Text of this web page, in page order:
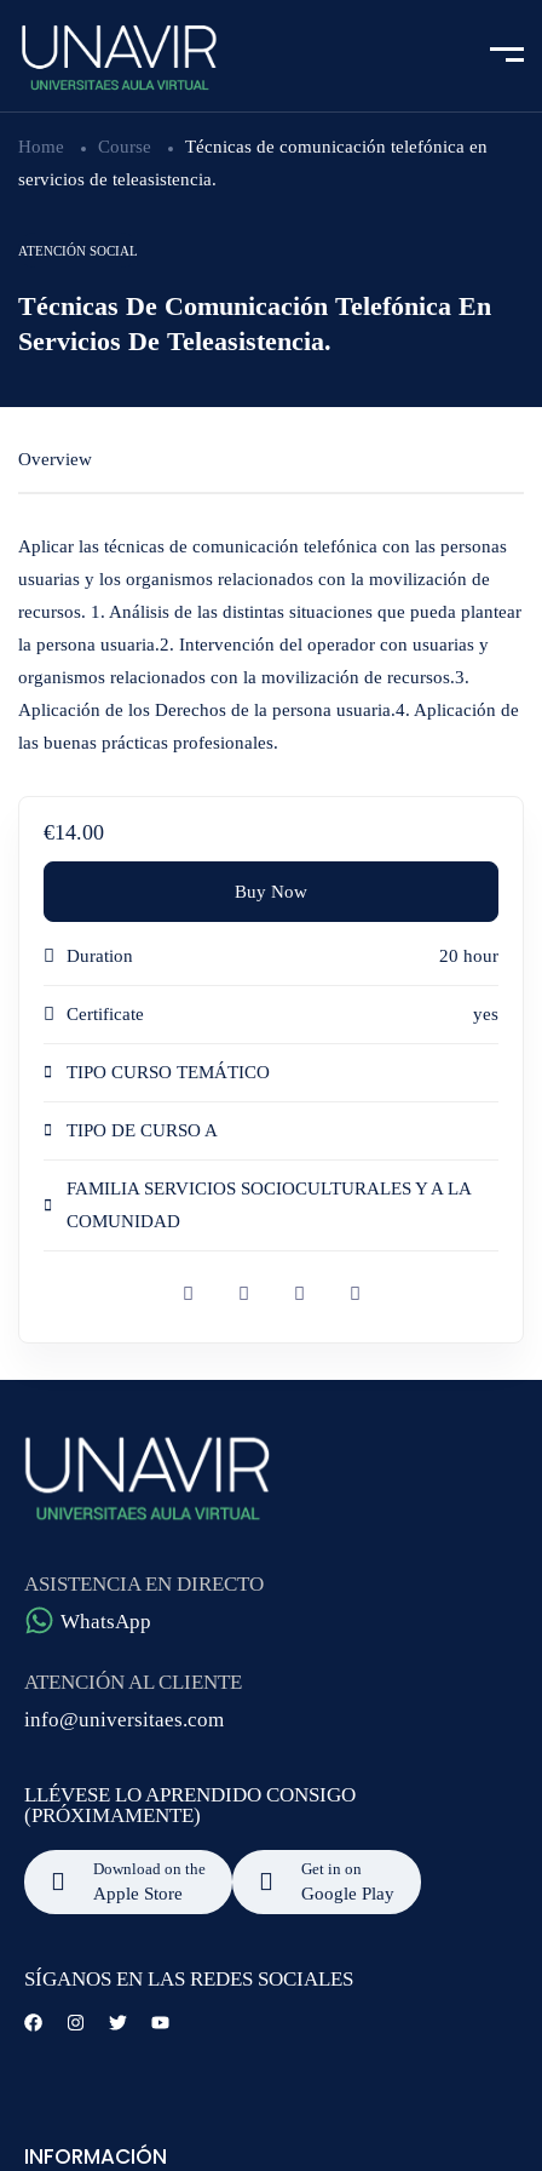
Home Course
Técnicas de comunicación telefónica en
servicios de teleasistencia.
ATENCIÓN SOCIAL
Técnicas De Comunicación Telefónica En
Servicios De Teleasistencia.
Overview
Aplicar las técnicas de comunicación telefónica con las personas
usuarias y los organismos relacionados con la movilización de
recursos. 1. Análisis de las distintas situaciones que pueda plantear
la persona usuaria.2. Intervención del operador con usuarias y
organismos relacionados con la movilización de recursos.3.
Aplicación de los Derechos de la persona usuaria.4. Aplicación de
las buenas prácticas profesionales.
€14.00
Buy Now
Duration 20 hour
Certificate yes
TIPO CURSO TEMÁTICO
TIPO DE CURSO A
FAMILIA SERVICIOS SOCIOCULTURALES Y A LA
COMUNIDAD
INFORMACIÓN
ASISTENCIA EN DIRECTO
WhatsApp
ATENCIÓN AL CLIENTE
info@universitaes.com
LLÉVESE LO APRENDIDO CONSIGO
(PRÓXIMAMENTE)
Download on the
Apple Store
Get in on
Google Play
SÍGANOS EN LAS REDES SOCIALES